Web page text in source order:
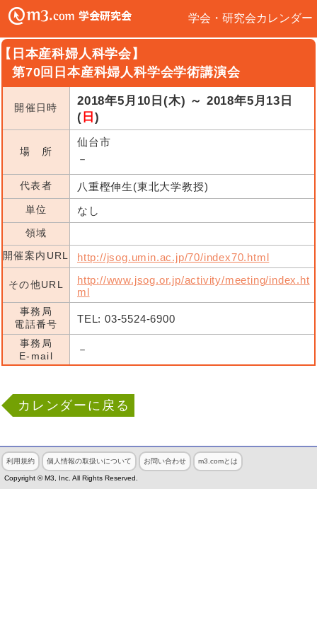
学会・研究会カレンダー
日本産科婦人科学会】
第70回日本産科婦人科学会学術講演会
開催日時
2018年5月10日(木) ～ 2018年5月13日
( 日 )
場 所
仙台市
－
代表者 八重樫伸生(東北大学教授)
単位 なし
領域
開催案内URL
http://jsog.umin.ac.jp/70/index70.html
その他URL
http://www.jsog.or.jp/activity/meeting/index.ht
ml
事務局
電話番号
TEL: 03-5524-6900
事務局
E-mail
－
カレンダーに戻る
利用規約 個人情報の取扱いについて お問い合わせ m3.comとは
Copyright © M3, Inc. All Rights Reserved.